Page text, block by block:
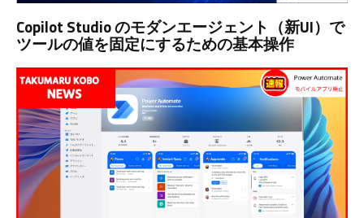
Copilot Studio のモダンエージェント（新UI）で
ツールの値を固定にするための基本操作